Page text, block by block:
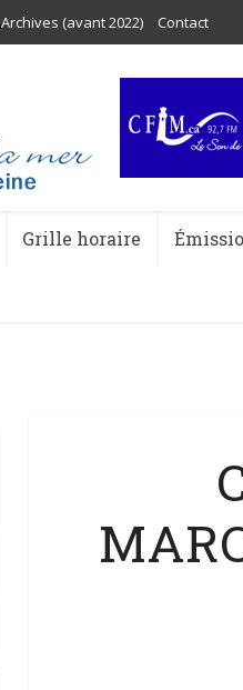
Archives (avant 2022) Contact
Grille horaire